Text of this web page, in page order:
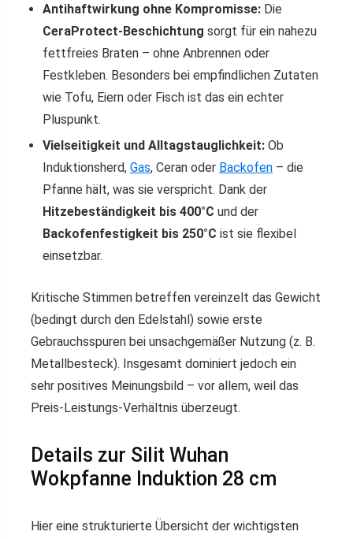
Antihaftwirkung ohne Kompromisse: Die
CeraProtect-Beschichtung sorgt für ein nahezu
fettfreies Braten – ohne Anbrennen oder
Festkleben. Besonders bei empfindlichen Zutaten
wie Tofu, Eiern oder Fisch ist das ein echter
Pluspunkt.
Vielseitigkeit und Alltagstauglichkeit: Ob
Induktionsherd, Gas, Ceran oder Backofen – die
Pfanne hält, was sie verspricht. Dank der
Hitzebeständigkeit bis 400°C und der
Backofenfestigkeit bis 250°C ist sie flexibel
einsetzbar.
Kritische Stimmen betreffen vereinzelt das Gewicht
(bedingt durch den Edelstahl) sowie erste
Gebrauchsspuren bei unsachgemäßer Nutzung (z. B.
Metallbesteck). Insgesamt dominiert jedoch ein
sehr positives Meinungsbild – vor allem, weil das
Preis-Leistungs-Verhältnis überzeugt.
Details zur Silit Wuhan
Wokpfanne Induktion 28 cm
Hier eine strukturierte Übersicht der wichtigsten